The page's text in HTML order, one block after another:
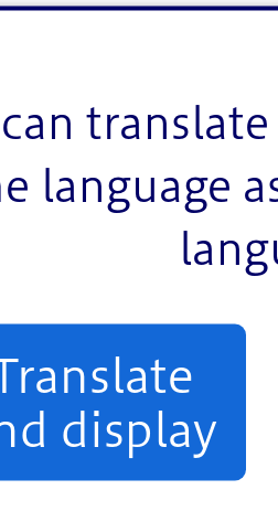
language
display
ービスについてなんでも
利用いただいている「地域
談室」という愛称がつけら
くことを応援するために、